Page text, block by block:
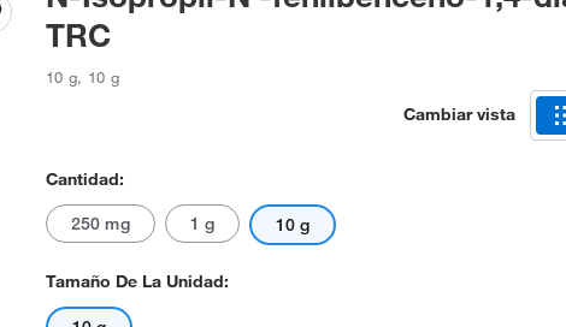
TRC
10 g, 10 g
Cambiar vista
Cantidad:
250 mg 1 g 10 g
Tamaño De La Unidad: